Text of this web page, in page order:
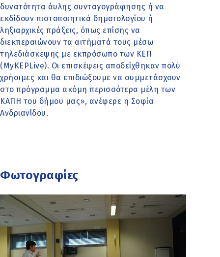
δυνατότητα άυλης συνταγογράφησης ή να
εκδίδουν πιστοποιητικά δημοτολογίου ή
ληξιαρχικές πράξεις, όπως επίσης να
διεκπεραιώνουν τα αιτήματά τους μέσω
τηλεδιάσκεψης με εκπρόσωπο των ΚΕΠ
(MyKEPLive). Οι επισκέψεις αποδείχθηκαν πολύ
χρήσιμες και θα επιδιώξουμε να συμμετάσχουν
στο πρόγραμμα ακόμη περισσότερα μέλη των
ΚΑΠΗ του δήμου μας», ανέφερε η Σοφία
Ανδριανίδου.
Φωτογραφίες